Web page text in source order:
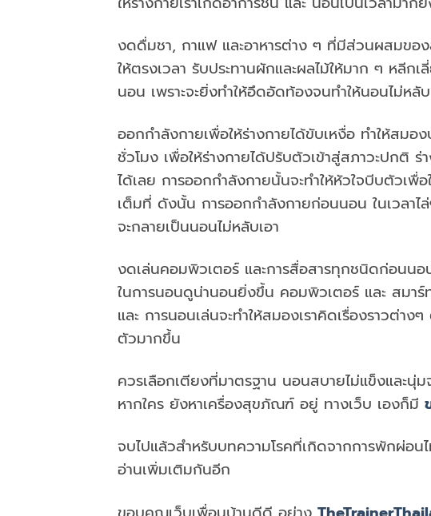
งดดื่มชา, กาแฟ และอาหารต่าง ๆ ที่มีส่วนผสมขอ
ให้ตรงเวลา รับประทานผักและผลไม้ให้มาก ๆ หลี
นอน เพราะจะยิ่งทำให้อึดอัดท้องจนทำให้นอนไม่หลับ
ออกกำลังกายเพื่อให้ร่างกายได้ขับเหงื่อ ทำให้ส
ชั่วโมง เพื่อให้ร่างกายได้ปรับตัวเข้าสู่สภาวะปกติ ร่
ได้เลย การออกกำลังกายนั้นจะทำให้หัวใจบีบตัวเพื่
เต็มที่ ดังนั้น การออกกำลังกายก่อนนอน ในเวลา
จะกลายเป็นนอนไม่หลับเอา
งดเล่นคอมพิวเตอร์ และการสื่อสารทุกชนิดก่อนน
ในการนอนดูน่านอนยิ่งขึ้น คอมพิวเตอร์ และ สมาร์
และ การนอนเล่นจะทำให้สมองเราคิดเรื่องราวต่
ตัวมากขึ้น
ควรเลือกเตียงที่มาตรฐาน นอนสบายไม่แข็งและ
หากใคร ยังหาเครื่องสุขภัณฑ์ อยู่ ทางเว็บ เองก็มี
จบไปแล้วสำหรับบทความโรคที่เกิดจากการพักผ่อ
อ่านเพิ่มเติมกันอีก